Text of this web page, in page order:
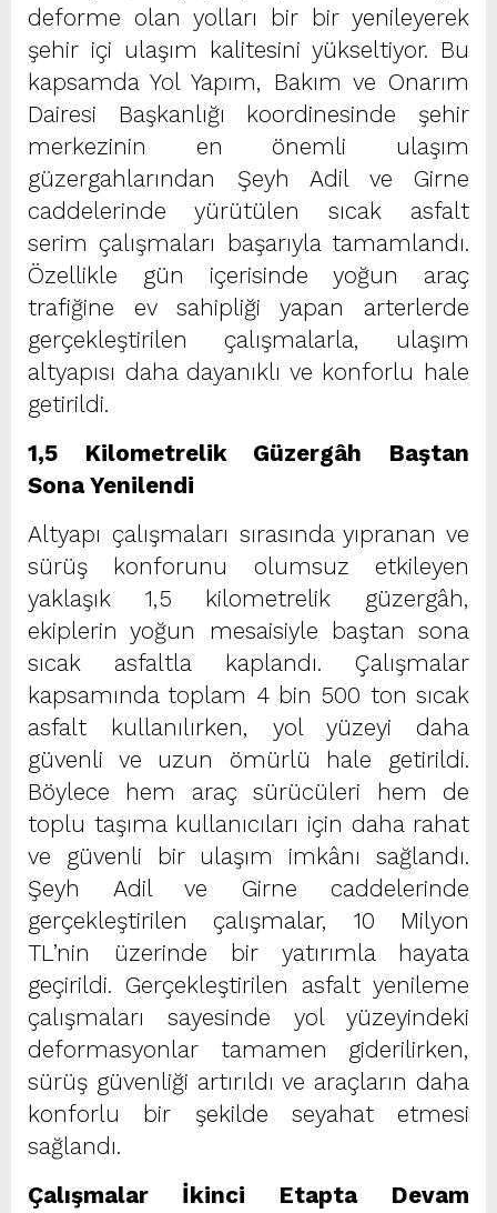
deforme olan yolları bir bir yenileyerek
şehir içi ulaşım kalitesini yükseltiyor. Bu
kapsamda Yol Yapım, Bakım ve Onarım
Dairesi Başkanlığı koordinesinde şehir
merkezinin en önemli ulaşım
güzergahlarından Şeyh Adil ve Girne
caddelerinde yürütülen sıcak asfalt
serim çalışmaları başarıyla tamamlandı.
Özellikle gün içerisinde yoğun araç
trafiğine ev sahipliği yapan arterlerde
gerçekleştirilen çalışmalarla, ulaşım
altyapısı daha dayanıklı ve konforlu hale
getirildi.
1,5 Kilometrelik Güzergâh Baştan
Sona Yenilendi
Altyapı çalışmaları sırasında yıpranan ve
sürüş konforunu olumsuz etkileyen
yaklaşık 1,5 kilometrelik güzergâh,
ekiplerin yoğun mesaisiyle baştan sona
sıcak asfaltla kaplandı. Çalışmalar
kapsamında toplam 4 bin 500 ton sıcak
asfalt kullanılırken, yol yüzeyi daha
güvenli ve uzun ömürlü hale getirildi.
Böylece hem araç sürücüleri hem de
toplu taşıma kullanıcıları için daha rahat
ve güvenli bir ulaşım imkânı sağlandı.
Şeyh Adil ve Girne caddelerinde
gerçekleştirilen çalışmalar, 10 Milyon
TL’nin üzerinde bir yatırımla hayata
geçirildi. Gerçekleştirilen asfalt yenileme
çalışmaları sayesinde yol yüzeyindeki
deformasyonlar tamamen giderilirken,
sürüş güvenliği artırıldı ve araçların daha
konforlu bir şekilde seyahat etmesi
sağlandı.
Çalışmalar İkinci Etapta Devam